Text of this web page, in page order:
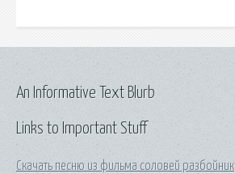
Links to Important Stuff
Скачать песню из фильма соловей разбойник
An Informative Text Blurb